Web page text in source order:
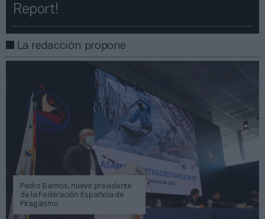
Report!​​
La redacción propone
Pedro Barrios, nuevo presidente
de la Federación Española de
Piragüismo